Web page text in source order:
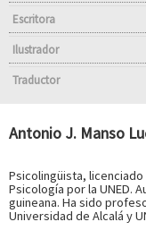
Escritora
Ilustrador
Traductor
Antonio J. Manso
Psicolingüista,
Psicología por la UNED.
guineana. Ha sido
Universidad de Alcalá y